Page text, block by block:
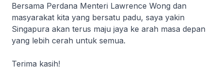
Bersama Perdana Menteri Lawrence Wong dan
masyarakat kita yang bersatu padu, saya yakin
Singapura akan terus maju jaya ke arah masa depan
yang lebih cerah untuk semua.
Terima kasih!